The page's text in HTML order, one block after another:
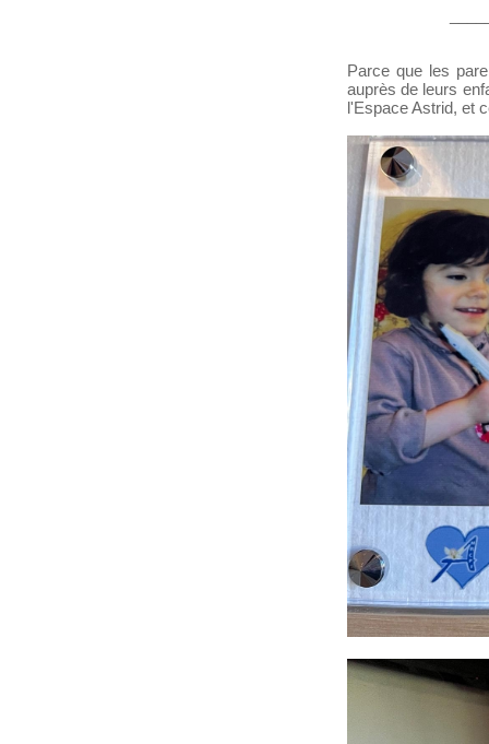
Parce que les
auprès de leurs
l'Espace Astrid, et